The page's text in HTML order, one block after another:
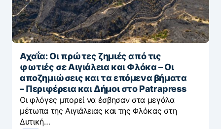
Αχαΐα: Οι πρώτες ζημιές από τις
φωτιές σε Αιγιάλεια και Φλόκα – Οι
αποζημιώσεις και τα επόμενα βήματα
– Περιφέρεια και Δήμοι στο Patrapress
Οι φλόγες μπορεί να έσβησαν στα μεγάλα
μέτωπα της Αιγιάλειας και της Φλόκας στη
Δυτική…